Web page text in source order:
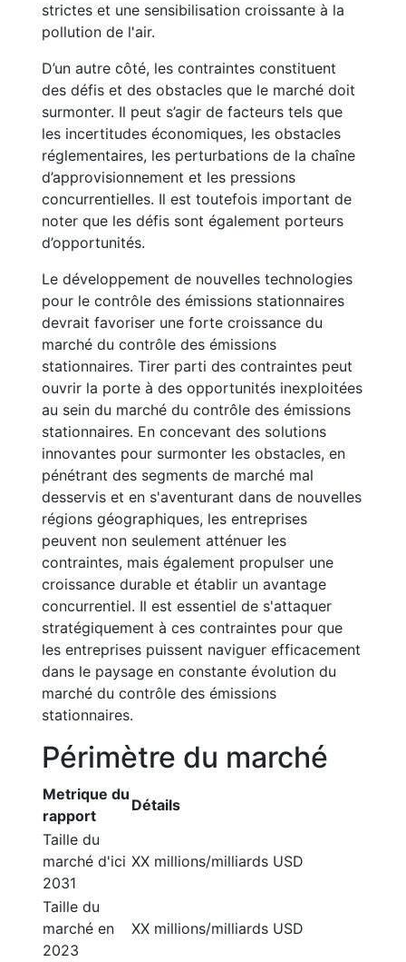
strictes et une sensibilisation croissante à la
pollution de l'air.
D’un autre côté, les contraintes constituent
des défis et des obstacles que le marché doit
surmonter. Il peut s’agir de facteurs tels que
les incertitudes économiques, les obstacles
réglementaires, les perturbations de la chaîne
d’approvisionnement et les pressions
concurrentielles. Il est toutefois important de
noter que les défis sont également porteurs
d’opportunités.
Le développement de nouvelles technologies
pour le contrôle des émissions stationnaires
devrait favoriser une forte croissance du
marché du contrôle des émissions
stationnaires. Tirer parti des contraintes peut
ouvrir la porte à des opportunités inexploitées
au sein du marché du contrôle des émissions
stationnaires. En concevant des solutions
innovantes pour surmonter les obstacles, en
pénétrant des segments de marché mal
desservis et en s'aventurant dans de nouvelles
régions géographiques, les entreprises
peuvent non seulement atténuer les
contraintes, mais également propulser une
croissance durable et établir un avantage
concurrentiel. Il est essentiel de s'attaquer
stratégiquement à ces contraintes pour que
les entreprises puissent naviguer efficacement
dans le paysage en constante évolution du
marché du contrôle des émissions
stationnaires.
Périmètre du marché
Metrique du
rapport
Détails
Taille du
marché d'ici
2031
XX millions/milliards USD
Taille du
marché en
2023
XX millions/milliards USD